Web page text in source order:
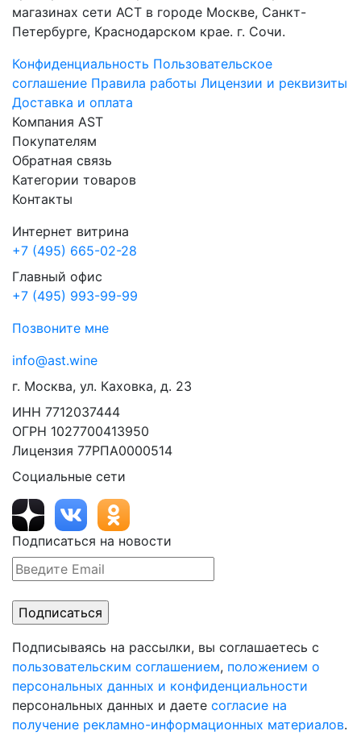
магазинах сети АСТ в городе Москве, Санкт-
Петербурге, Краснодарском крае. г. Сочи.
Конфиденциальность Пользовательское
соглашение Правила работы Лицензии и реквизиты
Доставка и оплата
Компания AST
Покупателям
Обратная связь
Категории товаров
Контакты
Интернет витрина
+7 (495) 665-02-28
Главный офис
+7 (495) 993-99-99
Позвоните мне
info@ast.wine
г. Москва, ул. Каховка, д. 23
ИНН 7712037444
ОГРН 1027700413950
Лицензия 77РПА0000514
Социальные сети
Подписаться на новости
Подписываясь на рассылки, вы соглашаетесь с
пользовательским соглашением, положением о
персональных данных и конфиденциальности
персональных данных и даете согласие на
получение рекламно-информационных материалов.